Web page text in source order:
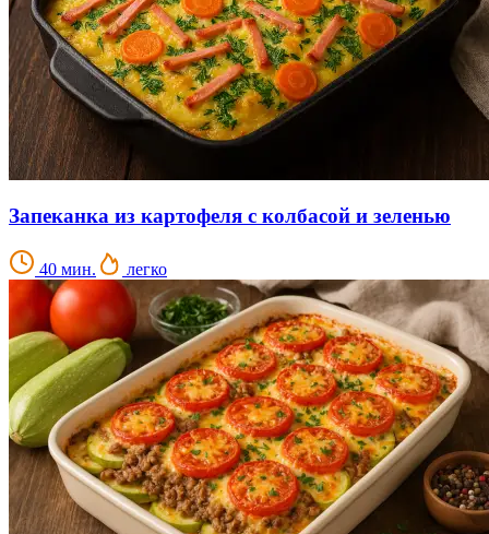
Запеканка из картофеля с колбасой и зеленью
40 мин. легко